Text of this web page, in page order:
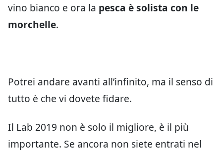
vino bianco e ora la pesca è solista con le
morchelle.
Potrei andare avanti all’infinito, ma il senso di
tutto è che vi dovete fidare.
Il Lab 2019 non è solo il migliore, è il più
importante. Se ancora non siete entrati nel